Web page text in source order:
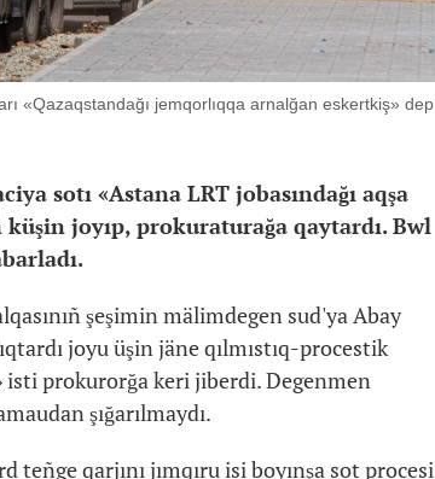
«Qazaqstandağı jemqorlıqqa arnalğan eskertkiş» dep
sotı «Astana LRT jobasındağı aqşa
küşin joyıp, prokuraturağa qaytardı. Bwl
şeşimin mälimdegen sud'ya Abay
joyu üşin jäne qılmıstıq-procestik
isti prokurorğa keri jiberdi. Degenmen
şığarılmaydı.
teñge qarjını jımqıru isi boyınşa sot procesi